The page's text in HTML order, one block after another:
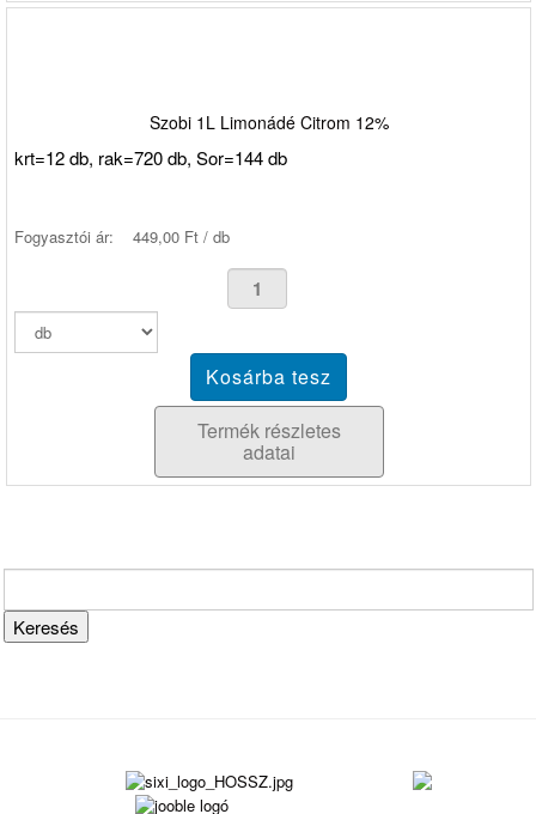
Szobi 1L Limonádé Citrom 12%
krt=12 db, rak=720 db, Sor=144 db
Fogyasztói ár: 449,00 Ft / db
Termék részletes
adatai